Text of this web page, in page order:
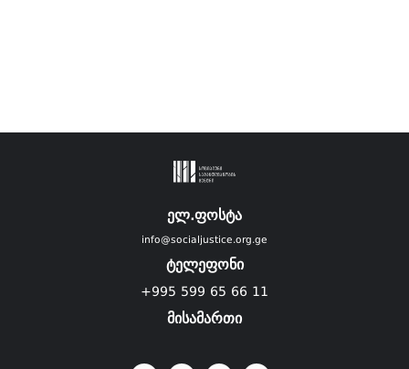
ელ.ფოსტა
info@socialjustice.org.ge
ტელეფონი
+995 599 65 66 11
მისამართი